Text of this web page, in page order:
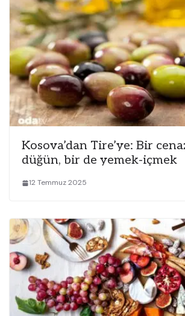
Kosova’dan Tire’ye: Bir
düğün, bir de yemek-içmek
12 Temmuz 2025